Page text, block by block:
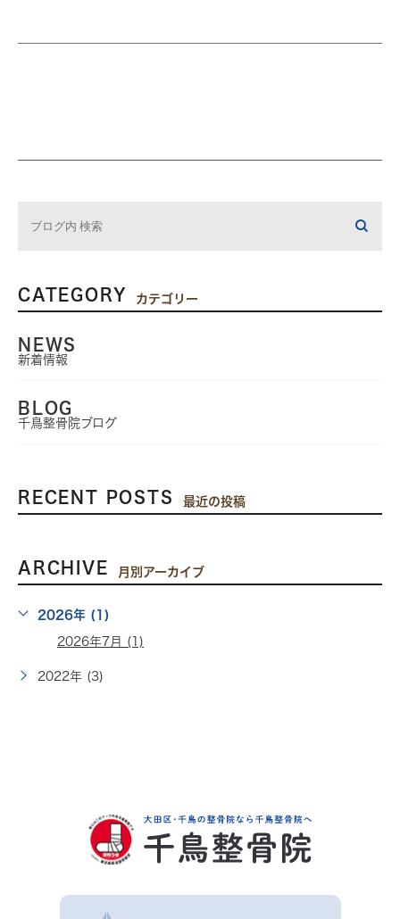
CATEGORY カテゴリー
NEWS
新着情報
BLOG
千鳥整骨院ブログ
RECENT POSTS 最近の投稿
ARCHIVE 月別アーカイブ
2026年 (1)
2026年7月 (1)
2022年 (3)